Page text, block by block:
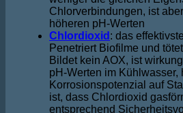
Chlorverbindungen, ist
höheren pH-Werten
Chlordioxid : das
Penetriert Biofilme und
Bildet kein AOX, ist
pH-Werten im Kühlwasser,
Korrosionspotenzial auf
ist, dass Chlordioxid
entsprechend